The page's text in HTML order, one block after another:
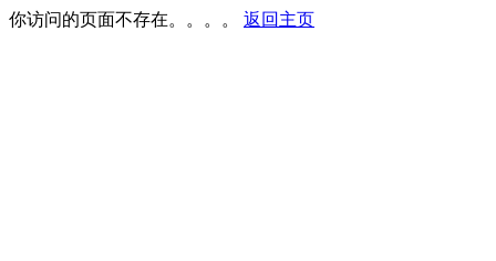
你访问的页面不存在。。。。 返回主页